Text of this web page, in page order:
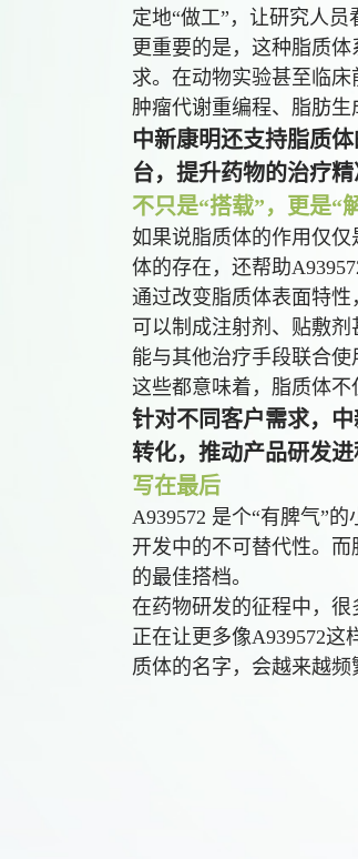
定地“做工”，让研究人员
更重要的是，这种脂质
求。在动物实验甚至临
肿瘤代谢重编程、脂肪生
中新康明还支持脂质
台，提升药物的治疗精
不只是“搭载”，更是“
如果说脂质体的作用仅
体的存在，还帮助
通过改变脂质体表面特性
可以制成注射剂、贴敷剂
能与其他治疗手段联合使
这些都意味着，脂质体不
针对不同客户需求，
转化，推动产品研发
写在最后
A939572 是个“有脾气”
开发中的不可替代性。而
的最佳搭档。
在药物研发的征程中，很
正在让更多像A939572
质体的名字，会越来越频